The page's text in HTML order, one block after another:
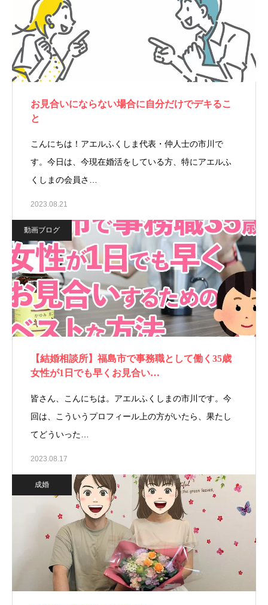
お見合いにならない場合に自分だけでデキるこ
と
こんにちは！アエルふくしま代表・仲人士の市川で
す。今日は、今現在婚活をしている方、特にアエルふ
くしまの会員さ…
2023.08.21
動画ブログ
【結婚相談所】福島市で事務職として働く35歳
女性が1日でも早くお見合い…
皆さん、こんにちは。アエルふくしまの市川です。今
回は、こういうプロフィール上の方がいたら、果たし
てどういった…
2023.08.17
成婚